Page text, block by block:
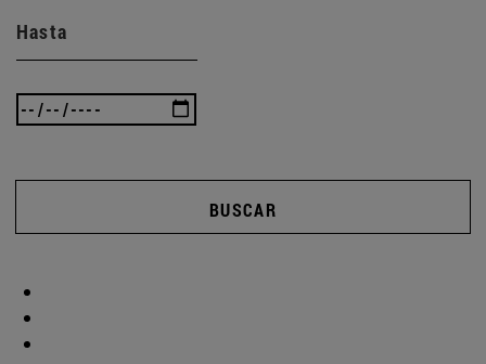
Hasta
BUSCAR